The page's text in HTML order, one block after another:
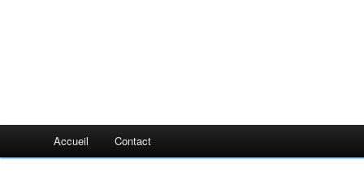
Accueil Contact